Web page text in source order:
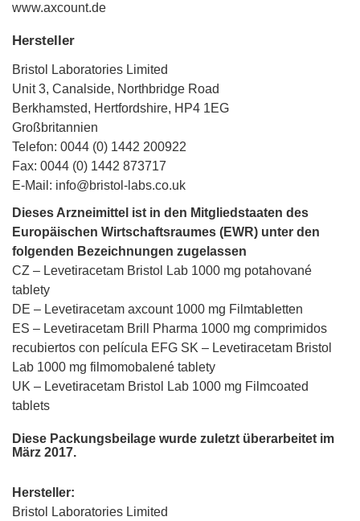
www.axcount.de
Hersteller
Bristol Laboratories Limited
Unit 3, Canalside, Northbridge Road
Berkhamsted, Hertfordshire, HP4 1EG
Großbritannien
Telefon: 0044 (0) 1442 200922
Fax: 0044 (0) 1442 873717
E-Mail: info@bristol-labs.co.uk
Dieses Arzneimittel ist in den Mitgliedstaaten des
Europäischen Wirtschaftsraumes (EWR) unter den
folgenden Bezeichnungen zugelassen
CZ – Levetiracetam Bristol Lab 1000 mg potahované
tablety
DE – Levetiracetam axcount 1000 mg Filmtabletten
ES – Levetiracetam Brill Pharma 1000 mg comprimidos
recubiertos con película EFG SK – Levetiracetam Bristol
Lab 1000 mg filmomobalené tablety
UK – Levetiracetam Bristol Lab 1000 mg Filmcoated
tablets
Diese Packungsbeilage wurde zuletzt überarbeitet im
März 2017.
Hersteller:
Bristol Laboratories Limited